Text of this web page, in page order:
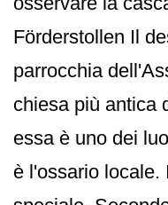
Förderstollen Il
parrocchia
chiesa più antica
essa è uno dei
è l'ossario locale.